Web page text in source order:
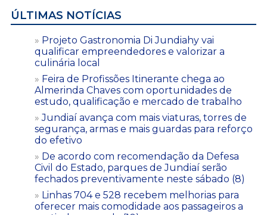
ÚLTIMAS NOTÍCIAS
Projeto Gastronomia Di Jundiahy vai
qualificar empreendedores e valorizar a
culinária local
Feira de Profissões Itinerante chega ao
Almerinda Chaves com oportunidades de
estudo, qualificação e mercado de trabalho
Jundiaí avança com mais viaturas, torres de
segurança, armas e mais guardas para reforço
do efetivo
De acordo com recomendação da Defesa
Civil do Estado, parques de Jundiaí serão
fechados preventivamente neste sábado (8)
Linhas 704 e 528 recebem melhorias para
oferecer mais comodidade aos passageiros a